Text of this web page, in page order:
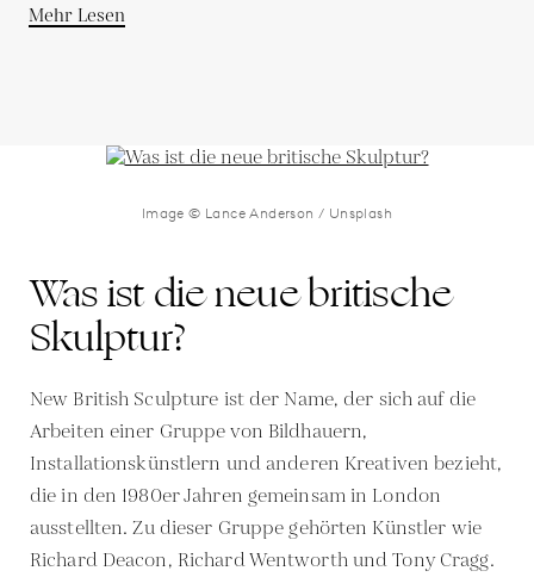
Mehr Lesen
Image © Lance Anderson / Unsplash
Was ist die neue britische
Skulptur?
New British Sculpture ist der Name, der sich auf die
Arbeiten einer Gruppe von Bildhauern,
Installationskünstlern und anderen Kreativen bezieht,
die in den 1980er Jahren gemeinsam in London
ausstellten. Zu dieser Gruppe gehörten Künstler wie
Richard Deacon, Richard Wentworth und Tony Cragg.